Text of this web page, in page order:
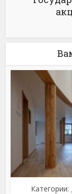
Категории: